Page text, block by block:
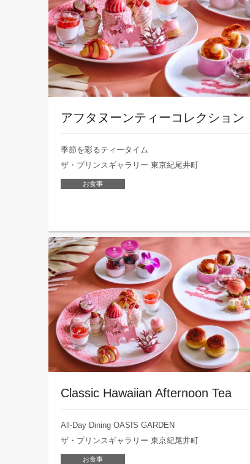
アフタヌーンティーコレクション
季節を彩るティータイム
ザ・プリンスギャラリー 東京紀尾井町
お食事
Classic Hawaiian Afternoon Tea
All-Day Dining OASIS GARDEN
ザ・プリンスギャラリー 東京紀尾井町
お食事